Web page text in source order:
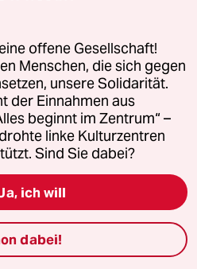
offene Gesellschaft!
Menschen, die sich gegen
unsere Solidarität.
der Einnahmen aus
beginnt im Zentrum“ –
linke Kulturzentren
Sind Sie dabei?
ich will
dabei!